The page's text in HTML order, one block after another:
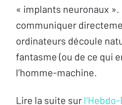
« implants neuronaux ».
communiquer
ordinateurs découle
fantasme (ou de ce qui
l’homme-machine.
Lire la suite sur